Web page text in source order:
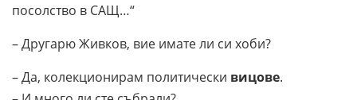
посолство в САЩ…“
– Другарю Живков, вие имате ли си хоби?
– Да, колекционирам политически вицове.